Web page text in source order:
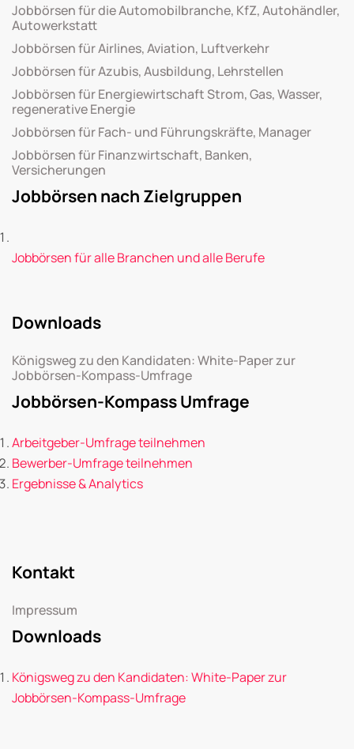
Jobbörsen für die Automobilbranche, KfZ, Autohändler,
Autowerkstatt
Jobbörsen für Airlines, Aviation, Luftverkehr
Jobbörsen für Azubis, Ausbildung, Lehrstellen
Jobbörsen für Energiewirtschaft Strom, Gas, Wasser,
regenerative Energie
Jobbörsen für Fach- und Führungskräfte, Manager
Jobbörsen für Finanzwirtschaft, Banken,
Versicherungen
Jobbörsen nach Zielgruppen
Jobbörsen für alle Branchen und alle Berufe
Downloads
Königsweg zu den Kandidaten: White-Paper zur
Jobbörsen-Kompass-Umfrage
Jobbörsen-Kompass Umfrage
Arbeitgeber-Umfrage teilnehmen
Bewerber-Umfrage teilnehmen
Ergebnisse & Analytics
Kontakt
Impressum
Downloads
Königsweg zu den Kandidaten: White-Paper zur
Jobbörsen-Kompass-Umfrage